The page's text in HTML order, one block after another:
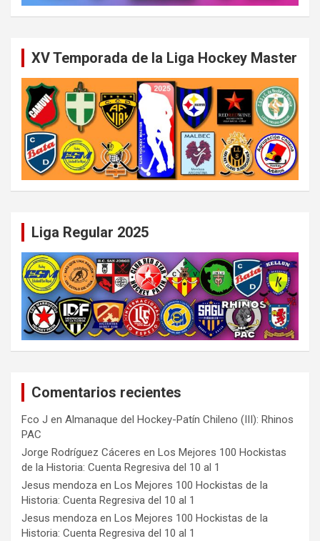
XV Temporada de la Liga Hockey Master
Liga Regular 2025
Comentarios recientes
Fco J en Almanaque del Hockey-Patín Chileno (III): Rhinos
PAC
Jorge Rodríguez Cáceres en Los Mejores 100 Hockistas
de la Historia: Cuenta Regresiva del 10 al 1
Jesus mendoza en Los Mejores 100 Hockistas de la
Historia: Cuenta Regresiva del 10 al 1
Jesus mendoza en Los Mejores 100 Hockistas de la
Historia: Cuenta Regresiva del 10 al 1